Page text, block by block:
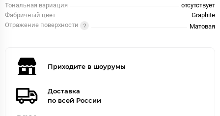
Тональная вариация
отсутствует
Фабричный цвет
Graphite
Отражение поверхности
Матовая
Приходите в шоурумы
Доставка
по всей России